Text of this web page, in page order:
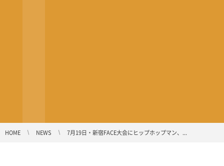
HOME NEWS 7月19日・新宿FACE大会にヒップホップマン、...